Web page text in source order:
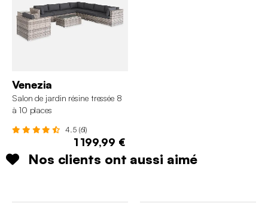
Venezia
Salon de jardin résine tressée 8
à 10 places
4.5 (61)
1 199,99 €
Nos clients ont aussi aimé